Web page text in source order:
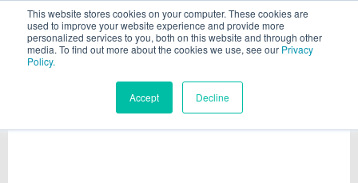
This website stores cookies on your computer. These cookies are
used to improve your website experience and provide more
personalized services to you, both on this website and through other
media. To find out more about the cookies we use, see our Privacy
Policy.
Accept Decline